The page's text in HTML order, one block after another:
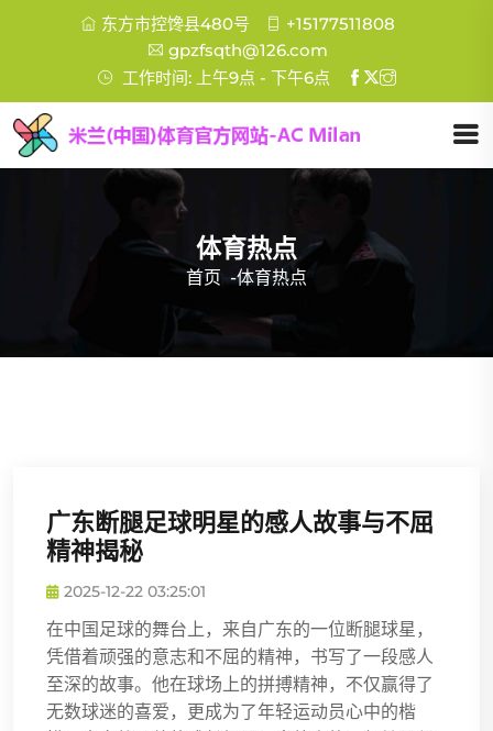
东方市控馋县480号
+15177511808
gpzfsqth@126.com
工作时间: 上午9点 - 下午6点
体育热点
首页 -体育热点
广东断腿足球明星的感人故事与不屈
精神揭秘
2025-12-22 03:25:01
在中国足球的舞台上，来自广东的一位断腿球星，
凭借着顽强的意志和不屈的精神，书写了一段感人
至深的故事。他在球场上的拼搏精神，不仅赢得了
无数球迷的喜爱，更成为了年轻运动员心中的楷